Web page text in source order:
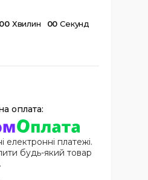
00 Хвилин 00 Секунд
електронні платежі.
будь-який товар